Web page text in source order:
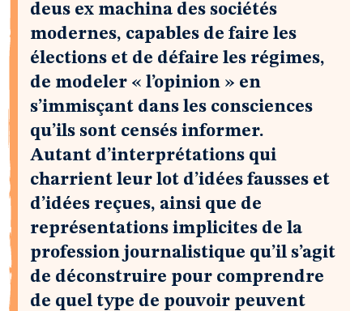
deus ex machina des sociétés
modernes, capables de faire les
élections et de défaire les régimes,
de modeler « l’opinion » en
s’immisçant dans les consciences
qu’ils sont censés informer.
Autant d’interprétations qui
charrient leur lot d’idées fausses et
d’idées reçues, ainsi que de
représentations implicites de la
profession journalistique qu’il s’agit
de déconstruire pour comprendre
de quel type de pouvoir peuvent